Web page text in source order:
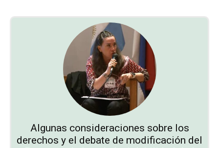
Algunas consideraciones sobre los
derechos y el debate de modificación del